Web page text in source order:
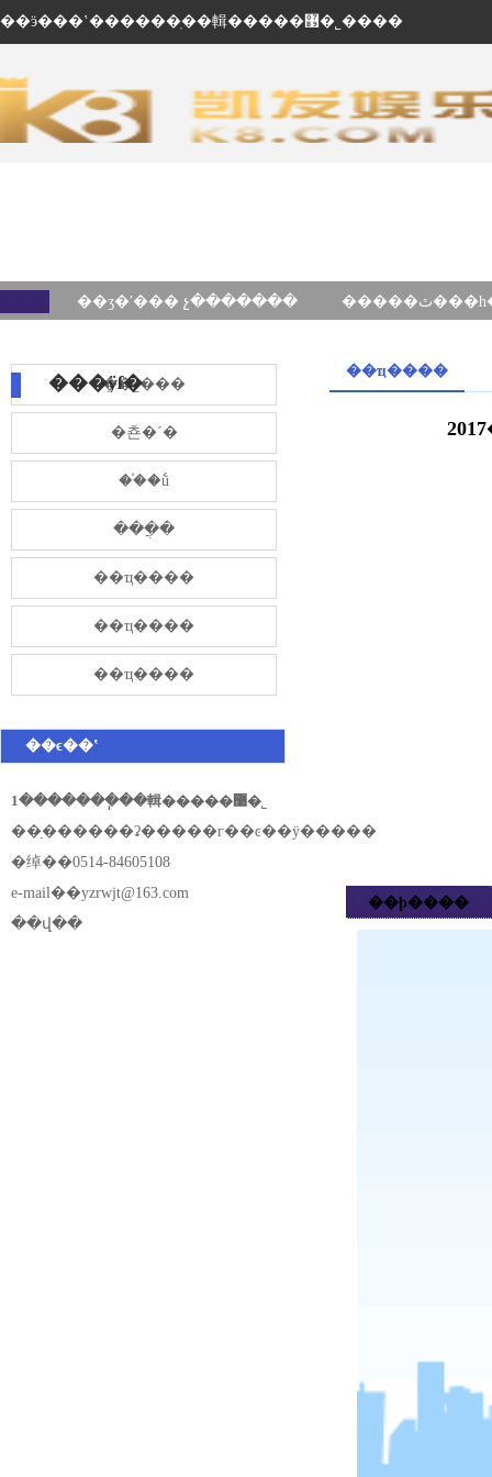
��ӭ���ʽ������ֽ��輯�����޹�˾����
��ʒ�ʹ��� չ�������
���ÿſ���˾���
�쵼�´�
��֯�ṹ
���̷ֲ�
��ҵ����
��ҵ����
��ҵ����
��ϵ��ʽ
1�������ֽ��輯�����޹�˾
��ַ������ʡ�����г��ͼ��ÿ�����
�绰��0514-84605108
e-mail��yzrwjt@163.com
��վ��
��ҵ����
��ϸ����